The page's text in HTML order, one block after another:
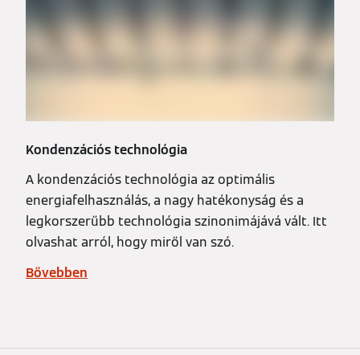
Kondenzációs technológia
A kondenzációs technológia az optimális
energiafelhasználás, a nagy hatékonyság és a
legkorszerűbb technológia szinonimájává vált. Itt
olvashat arról, hogy miről van szó.
Bővebben